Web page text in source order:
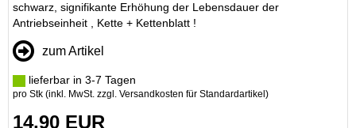
schwarz, signifikante Erhöhung der Lebensdauer der
Antriebseinheit , Kette + Kettenblatt !
zum Artikel
lieferbar in 3-7 Tagen
pro Stk (inkl. MwSt. zzgl. Versandkosten für Standardartikel )
14,90 EUR